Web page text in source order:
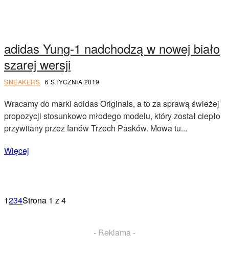
adidas Yung-1 nadchodzą w nowej biało
szarej wersji
SNEAKERS 6 STYCZNIA 2019
Wracamy do marki adidas Originals, a to za sprawą świeżej
propozycji stosunkowo młodego modelu, który został ciepło
przywitany przez fanów Trzech Pasków. Mowa tu...
Więcej
1234Strona 1 z 4
- Reklama -